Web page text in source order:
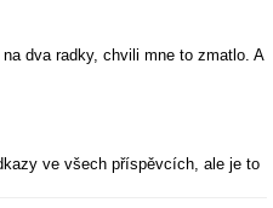
dva radky, chvili mne to zmatlo. A
ve všech příspěvcích, ale je to